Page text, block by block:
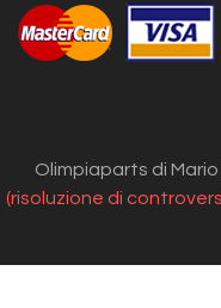
Olimpiaparts di Mario
(risoluzione di